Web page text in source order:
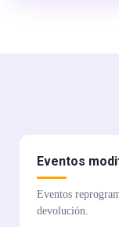
Eventos
Eventos
devolución.